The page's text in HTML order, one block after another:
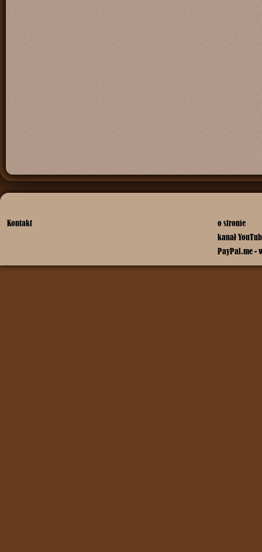
Kontakt
o stronie
kanał
PayPal.me -